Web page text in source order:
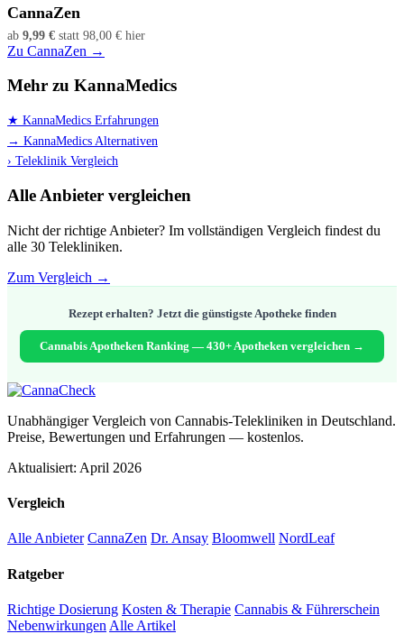
CannaZen
ab 9,99 € statt 98,00 € hier
Zu CannaZen →
Mehr zu KannaMedics
★ KannaMedics Erfahrungen
→ KannaMedics Alternativen
› Teleklinik Vergleich
Alle Anbieter vergleichen
Nicht der richtige Anbieter? Im vollständigen Vergleich findest du
alle 30 Telekliniken.
Zum Vergleich →
Rezept erhalten? Jetzt die günstigste Apotheke finden
Cannabis Apotheken Ranking — 430+ Apotheken vergleichen →
Unabhängiger Vergleich von Cannabis-Telekliniken in Deutschland.
Preise, Bewertungen und Erfahrungen — kostenlos.
Aktualisiert: April 2026
Vergleich
Alle Anbieter CannaZen Dr. Ansay Bloomwell NordLeaf
Ratgeber
Richtige Dosierung Kosten & Therapie Cannabis & Führerschein
Nebenwirkungen Alle Artikel